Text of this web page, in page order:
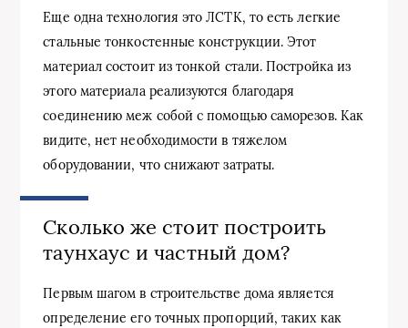
Еще одна технология это ЛСТК, то есть легкие
стальные тонкостенные конструкции. Этот
материал состоит из тонкой стали. Постройка из
этого материала реализуются благодаря
соединению меж собой с помощью саморезов. Как
видите, нет необходимости в тяжелом
оборудовании, что снижают затраты.
Сколько же стоит построить
таунхаус и частный дом?
Первым шагом в строительстве дома является
определение его точных пропорций, таких как